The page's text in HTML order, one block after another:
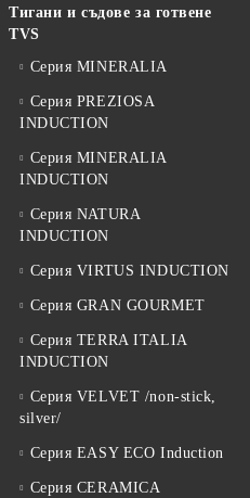
Тигани и съдове за готвене
TVS
Серия MINERALIA
Серия PREZIOSA
INDUCTION
Серия MINERALIA
INDUCTION
Серия NATURA
INDUCTION
Серия VIRTUS INDUCTION
Серия GRAN GOURMET
Серия TERRA ITALIA
INDUCTION
Серия VELVET /non-stick,
silver/
Серия EASY ECO Induction
Серия CERAMICA